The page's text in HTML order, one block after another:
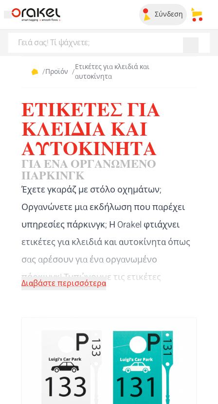
Σύνδεση Τα
/Προϊόν /Ετικέτες για κλειδιά και
αυτοκίνητα
ΕΤΙΚΈΤΕΣ ΓΙΑ
ΚΛΕΙΔΙΆ ΚΑΙ
ΑΥΤΟΚΊΝΗΤΑ
ΓΙΑ ΈΝΑ ΟΡΓΑΝΩΜΈΝΟ
ΠΆΡΚΙΝΓΚ
Έχετε γκαράζ με στόλο οχημάτων;
Οργανώνετε μια εκδήλωση που παρέχει
υπηρεσίες πάρκινγκ; Η Orakel φτιάχνει
ετικέτες για κλειδιά και αυτοκίνηταόπως
σας αρέσουν για ένα οργανωμένο
πάρκινγκ! Τυπώνουμε τις ετικέτες
Διαβάστε περισσότερα